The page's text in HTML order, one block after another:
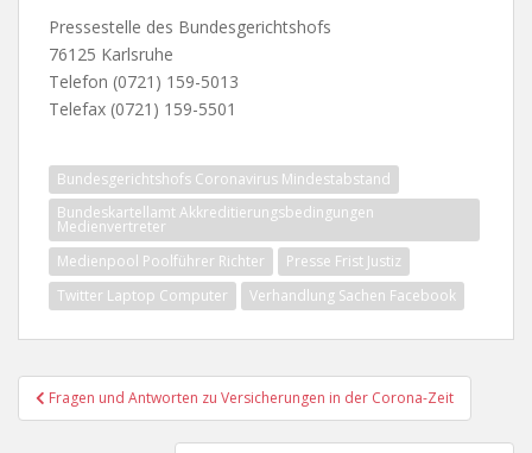
Pressestelle des Bundesgerichtshofs
76125 Karlsruhe
Telefon (0721) 159-5013
Telefax (0721) 159-5501
Bundesgerichtshofs Coronavirus Mindestabstand
Bundeskartellamt Akkreditierungsbedingungen
Medienvertreter
Medienpool Poolführer Richter
Presse Frist Justiz
Twitter Laptop Computer
Verhandlung Sachen Facebook
Beitragsnavigation
Fragen und Antworten zu Versicherungen in der Corona-Zeit